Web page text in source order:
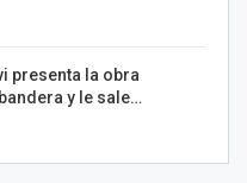
presenta la obra
y le sale…